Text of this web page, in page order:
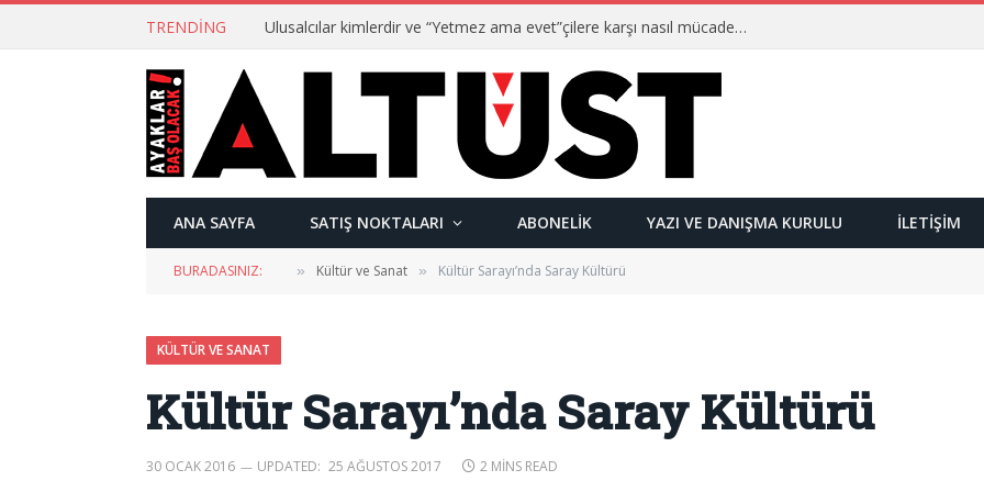
TRENDING Ulusalcılar kimlerdir ve “Yetmez ama evet”çilere karşı nasıl mücadele ederler?
ANA SAYFA SATIŞ NOKTALARI ABONELIK YAZI VE DANIŞMA KURULU İLETIŞIM
BURADASINIZ: » Kültür ve Sanat » Kültür Sarayı’nda Saray Kültürü
KÜLTÜR VE SANAT
Kültür Sarayı’nda Saray Kültürü
30 OCAK 2016 UPDATED: 25 AĞUSTOS 2017 2 MINS READ